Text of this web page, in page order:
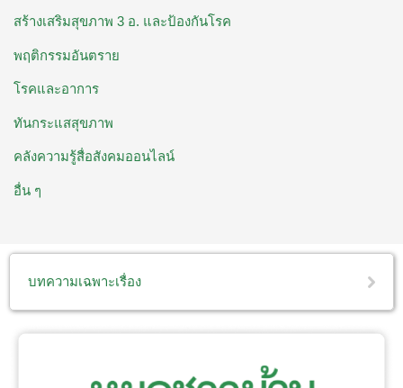
สร้างเสริมสุขภาพ 3 อ. ​และป้องกันโรค
พฤติกรรมอันตราย
โรคและอาการ
ทันกระแสสุขภาพ
คลังความรู้สื่อสังคมออนไลน์
อื่น ๆ
บทความเฉพาะเรื่อง